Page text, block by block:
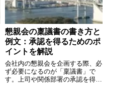
懇親会の稟議書の書き方と
例文：承認を得るためのポ
イントを解説
会社内の懇親会を企画する際、必
ず必要になるのが「稟議書」で
す。上司や関係部署の承認を得る